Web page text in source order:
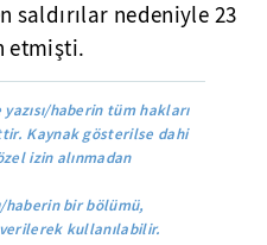
saldırılar nedeniyle 23
etmişti.
haberin tüm hakları
Kaynak gösterilse dahi
izin alınmadan
haberin bir bölümü,
kullanılabilir.